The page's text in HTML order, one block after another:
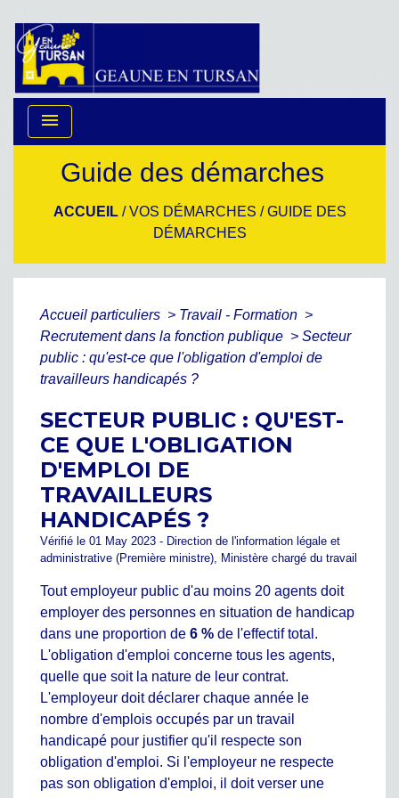
menu
Guide des démarches
ACCUEIL/VOS DÉMARCHES /GUIDE DES
DÉMARCHES
Accueil particuliers > Travail - Formation >
Recrutement dans la fonction publique > Secteur
public : qu'est-ce que l'obligation d'emploi de
travailleurs handicapés ?
SECTEUR PUBLIC : QU'EST-
CE QUE L'OBLIGATION
D'EMPLOI DE
TRAVAILLEURS
HANDICAPÉS ?
Vérifié le 01 May 2023 - Direction de l'information légale et
administrative (Première ministre), Ministère chargé du travail
Tout employeur public d'au moins 20 agents doit
employer des personnes en situation de handicap
dans une proportion de 6 % de l'effectif total.
L'obligation d'emploi concerne tous les agents,
quelle que soit la nature de leur contrat.
L'employeur doit déclarer chaque année le
nombre d'emplois occupés par un travail
handicapé pour justifier qu'il respecte son
obligation d'emploi. Si l'employeur ne respecte
pas son obligation d'emploi, il doit verser une